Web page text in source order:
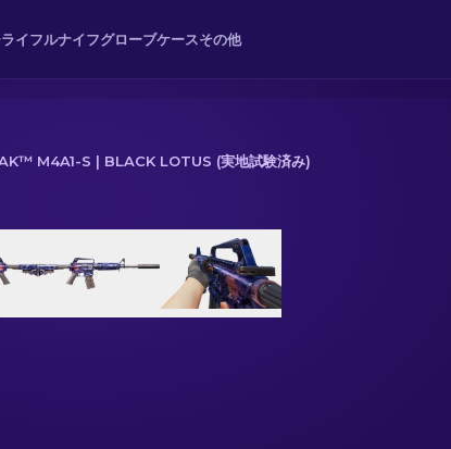
イフルナイフグローブケースその他
M4A1-S | BLACK LOTUS (実地試験済み)
Black Lotus (実地試験済み)